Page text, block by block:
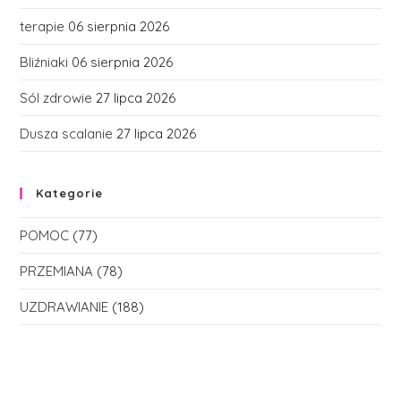
terapie 06 sierpnia 2026
Bliźniaki 06 sierpnia 2026
Sól zdrowie 27 lipca 2026
Dusza scalanie 27 lipca 2026
Kategorie
POMOC (77)
PRZEMIANA (78)
UZDRAWIANIE (188)